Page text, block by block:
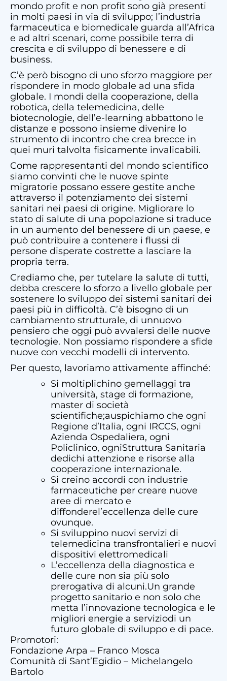
mondo profit e non profit sono già presenti
in molti paesi in via di sviluppo; l’industria
farmaceutica e biomedicale guarda all’Africa
e ad altri scenari, come possibile terra di
crescita e di sviluppo di benessere e di
business.
C’è però bisogno di uno sforzo maggiore per
rispondere in modo globale ad una sfida
globale. I mondi della cooperazione, della
robotica, della telemedicina, delle
biotecnologie, dell’e-learning abbattono le
distanze e possono insieme divenire lo
strumento di incontro che crea brecce in
quei muri talvolta fisicamente invalicabili.
Come rappresentanti del mondo scientifico
siamo convinti che le nuove spinte
migratorie possano essere gestite anche
attraverso il potenziamento dei sistemi
sanitari nei paesi di origine. Migliorare lo
stato di salute di una popolazione si traduce
in un aumento del benessere di un paese, e
può contribuire a contenere i flussi di
persone disperate costrette a lasciare la
propria terra.
Crediamo che, per tutelare la salute di tutti,
debba crescere lo sforzo a livello globale per
sostenere lo sviluppo dei sistemi sanitari dei
paesi più in difficoltà. C’è bisogno di un
cambiamento strutturale, di unnuovo
pensiero che oggi può avvalersi delle nuove
tecnologie. Non possiamo rispondere a sfide
nuove con vecchi modelli di intervento.
Per questo, lavoriamo attivamente affinché:
Si moltiplichino gemellaggi tra
università, stage di formazione,
master di società
scientifiche;auspichiamo che ogni
Regione d’Italia, ogni IRCCS, ogni
Azienda Ospedaliera, ogni
Policlinico, ogniStruttura Sanitaria
dedichi attenzione e risorse alla
cooperazione internazionale.
Si creino accordi con industrie
farmaceutiche per creare nuove
aree di mercato e
diffonderel’eccellenza delle cure
ovunque.
Si sviluppino nuovi servizi di
telemedicina transfrontalieri e nuovi
dispositivi elettromedicali
L’eccellenza della diagnostica e
delle cure non sia più solo
prerogativa di alcuni.Un grande
progetto sanitario e non solo che
metta l’innovazione tecnologica e le
migliori energie a serviziodi un
futuro globale di sviluppo e di pace.
Promotori:
Fondazione Arpa – Franco Mosca
Comunità di Sant’Egidio – Michelangelo
Bartolo